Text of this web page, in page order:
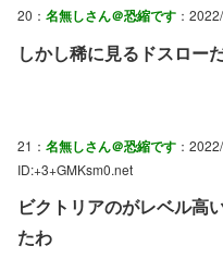
20： 名無しさん＠恐縮です ：
しかし稀に見るドスロー
21： 名無しさん＠恐縮です ：
ID:+3+GMKsm0.net
ビクトリアのがレベル高
たわ